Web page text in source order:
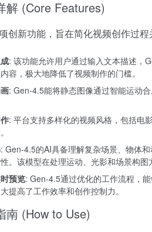
解 (Core Features)
创新功能，旨在简化视频创作过程
: 该功能允许用户通过输入文本描述，
容，极大地降低了视频制作的门槛。
: Gen-4.5能将静态图像通过智能运动
: 平台支持多样化的视频风格，包括电
: Gen-4.5的AI具备理解复杂场景、物体
。该模型在处理运动、光影和场景构
预览: Gen-4.5通过优化的工作流程，
提高了工作效率和创作控制力。
南 (How to Use)